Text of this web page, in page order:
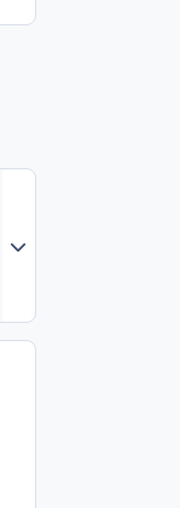
Expand topic overview